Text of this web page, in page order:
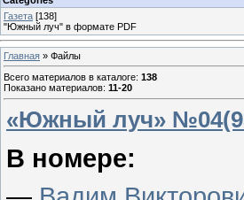
Газета [138]
"Южный луч" в формате PDF
Главная » Файлы
Всего материалов в каталоге: 138
Показано материалов: 11-20
«Южный луч»
В номере: